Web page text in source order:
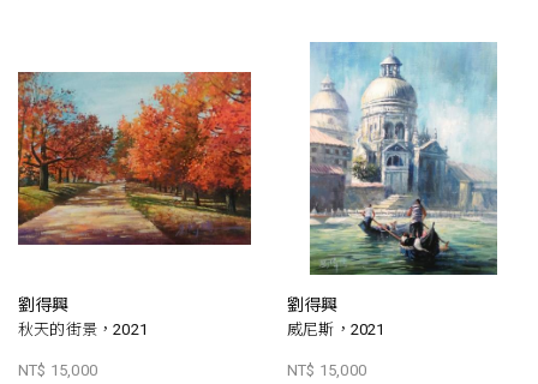
劉得興
秋天的街景，2021
NT$ 15,000
劉得興
威尼斯，2021
NT$ 15,000